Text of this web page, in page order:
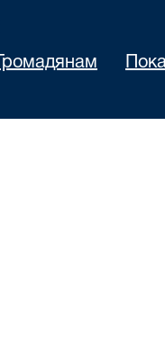
Громадянам